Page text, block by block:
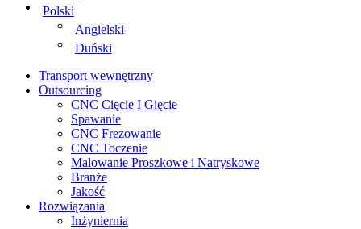
Polski
Angielski
Duński
Transport wewnętrzny
Outsourcing
CNC Cięcie I Gięcie
Spawanie
CNC Frezowanie
CNC Toczenie
Malowanie Proszkowe i Natryskowe
Branże
Jakość
Rozwiązania
Inżyniernia